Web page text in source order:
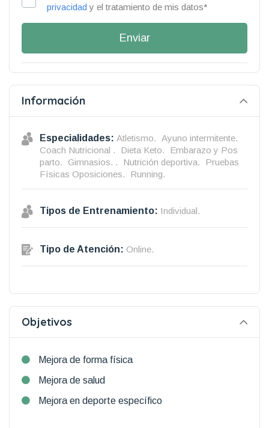
privacidad y el tratamiento de mis datos*
Enviar
Información
Especialidades: Atletismo. Ayuno intermitente.
Coach Nutricional .
Dieta Keto.
Embarazo y Pos
parto.
Gimnasios. . Nutrición deportiva.
Pruebas
Físicas Oposiciones.
Running.
Tipos de Entrenamiento: Individual.
Tipo de Atención: Online.
Objetivos
Mejora de forma física
Mejora de salud
Mejora en deporte específico